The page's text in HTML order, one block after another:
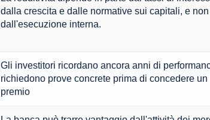
dalla crescita e dalle normative sui capitali, e
dall'esecuzione interna.
Gli investitori ricordano ancora anni di
richiedono prove concrete prima di concedere
premio